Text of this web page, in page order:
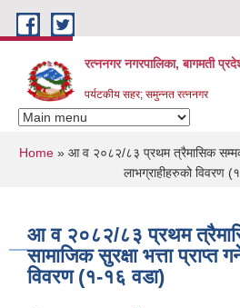
Skip to main content
रत्ननगर नगरपालिका, बागमती
पर्यटकीय सहर; समुन्नत रत्ननगर
You are here
Home» आ व २०८२/८३ प्रथम त्रैमासिक सम्मको
लाभग्राहीहरुको विवरण
आ व २०८२/८३ प्रथम
सामाजिक सुरक्षा भत्ता प्राप्त
विवरण (१-१६ वडा)